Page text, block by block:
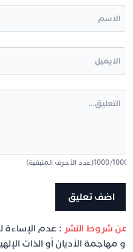
/
1000(عدد الأحرف المتبقية)
شروط النشر: عدم الإساءة
مهاجمة الأديان أو الذات